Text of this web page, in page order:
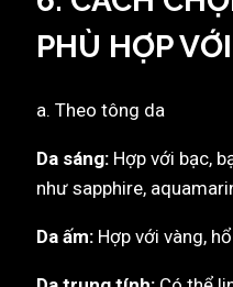
PHÙ HỢP
a. Theo tông da
Da sáng: Hợp với bạc,
như sapphire,
Da ấm: Hợp với vàng,